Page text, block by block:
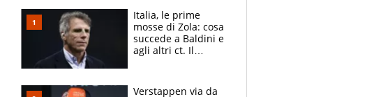
Italia, le prime
mosse di Zola: cosa
succede a Baldini e
agli altri ct. Il
azzurri
Verstappen via da